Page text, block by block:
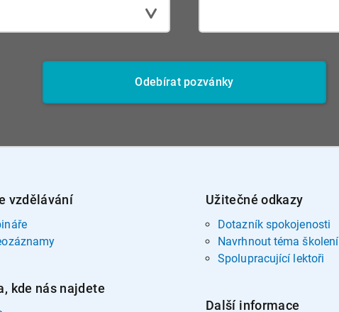
Odebírat pozvánky
vzdělávání
kde nás najdete
Užitečné odkazy
Dotazník spokojenosti
Navrhnout téma školení
Spolupracující lektoři
Další informace